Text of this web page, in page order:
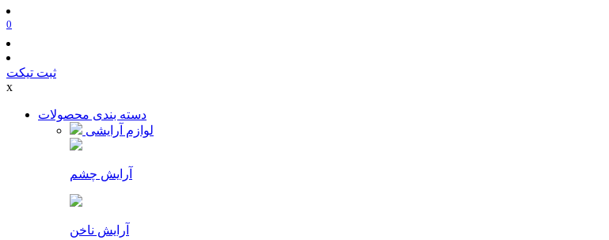
0
ثبت تیکت
x
دسته بندی محصولات
لوازم آرایشی
آرایش چشم
آرایش ناخن